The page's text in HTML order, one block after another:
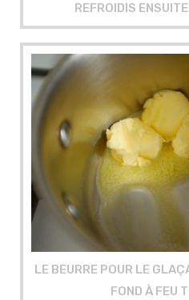
REFROIDIS
LE BEURRE POUR LE
FOND À FEU